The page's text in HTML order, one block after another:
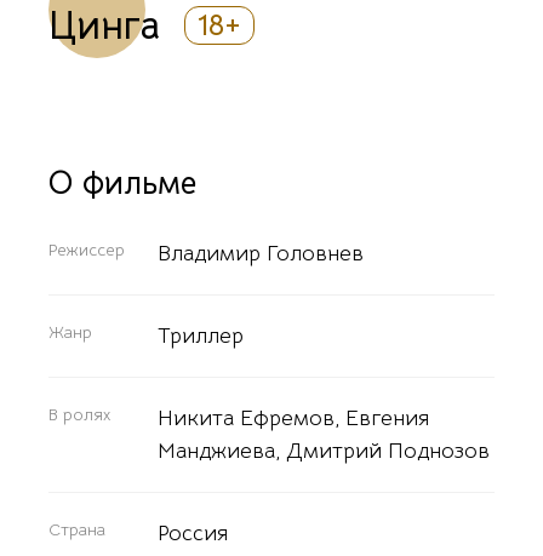
Цинга 18+
О фильме
Режиссер Владимир Головнев
Жанр Триллер
В ролях
Никита Ефремов, Евгения
Манджиева, Дмитрий Поднозов
Страна Россия